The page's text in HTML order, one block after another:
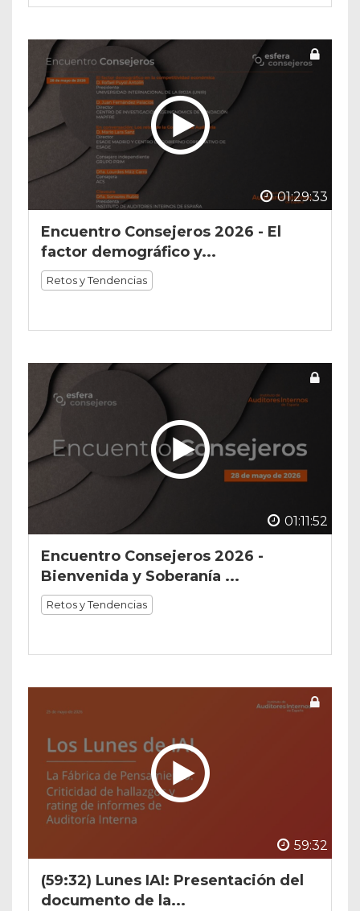
01:29:33
Encuentro Consejeros 2026 - El
factor demográfico y...
Retos y Tendencias
01:11:52
Encuentro Consejeros 2026 -
Bienvenida y Soberanía ...
Retos y Tendencias
59:32
(59:32) Lunes IAI: Presentación del
documento de la...